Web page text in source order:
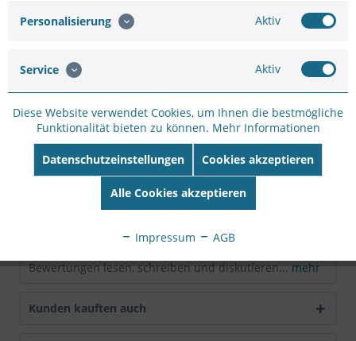
Bewerten
Hersteller:
EAN:
4047438026543
Beschreibung
Superweitwinkel-Objektiv B041 Eigenschaften:  HD-
Premiumqualität  Brennweite: 4,1...mehr
Bewertungen lesen, schreiben und diskutieren... mehr
Kunden kauften auch
Personalisierung Aktiv
Service Aktiv
Diese Website verwendet Cookies, um Ihnen die bestmögliche
Funktionalität bieten zu können. Mehr Informationen
Datenschutzeinstellungen Cookies akzeptieren
Alle Cookies akzeptieren
Impressum AGB